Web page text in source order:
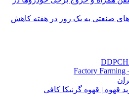
صنعتی به یک روز در هفته کاهش
Factory Farming
قهوه | قهوه گرنیکا کافی